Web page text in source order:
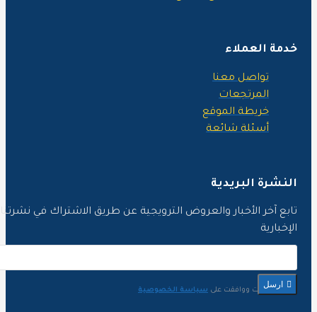
العملاء
تواصل معنا
المرتجعات
خريطة الموقع
أسئلة شائعة
البريدية
آخر الأخبار والعروض الترويجية عن طريق الاشتراك في نشرتنا
ارسل
لقد قرأت ووافقت علىسياسة الخصوصية